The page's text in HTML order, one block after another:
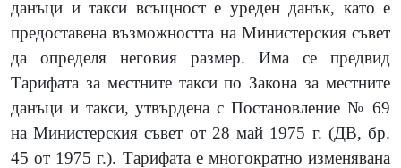
данъци и такси всъщност е уреден данък, като е
предоставена възможността на Министерския съвет
да определя неговия размер. Има се предвид
Тарифата за местните такси по Закона за местните
данъци и такси, утвърдена с Постановление № 69
на Министерския съвет от 28 май 1975 г. (ДВ, бр.
45 от 1975 г.). Тарифата е многократно изменявана